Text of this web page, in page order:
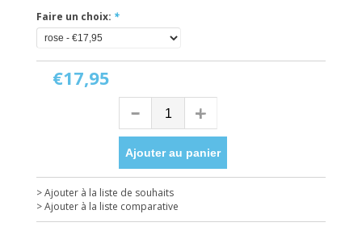
Faire un choix: *
€17,95
Ajouter au panier
> Ajouter à la liste de souhaits
> Ajouter à la liste comparative